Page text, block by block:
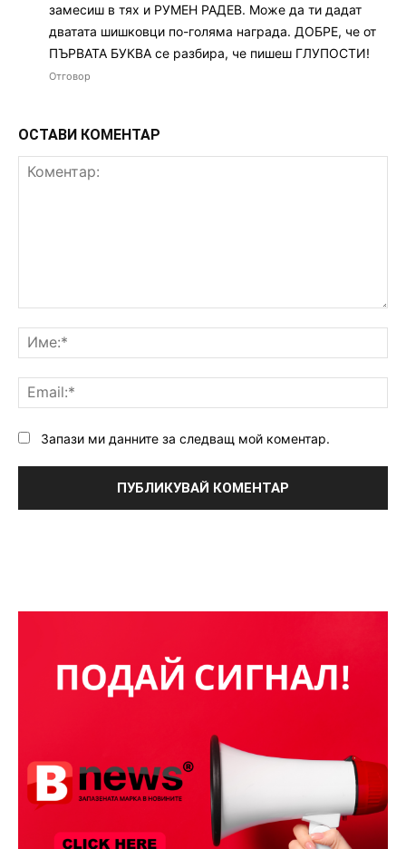
замесиш в тях и РУМЕН РАДЕВ. Може да ти дадат
дватата шишковци по-голяма награда. ДОБРЕ, че от
ПЪРВАТА БУКВА се разбира, че пишеш ГЛУПОСТИ!
Отговор
ОСТАВИ КОМЕНТАР
Запази ми данните за следващ мой коментар.